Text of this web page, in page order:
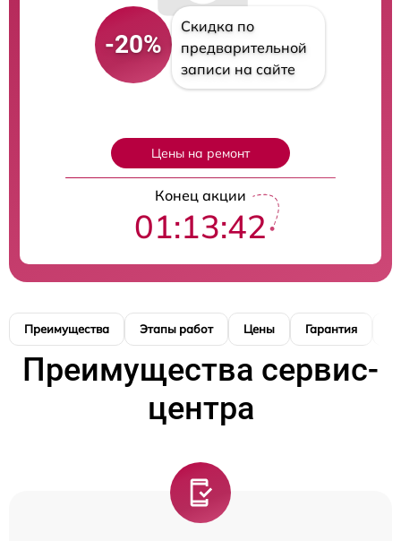
-20%
Скидка по
предварительной
записи на сайте
Цены на ремонт
Конец акции
01:13:40
Преимущества Этапы работ Цены Гарантия
Преимущества сервис-
центра